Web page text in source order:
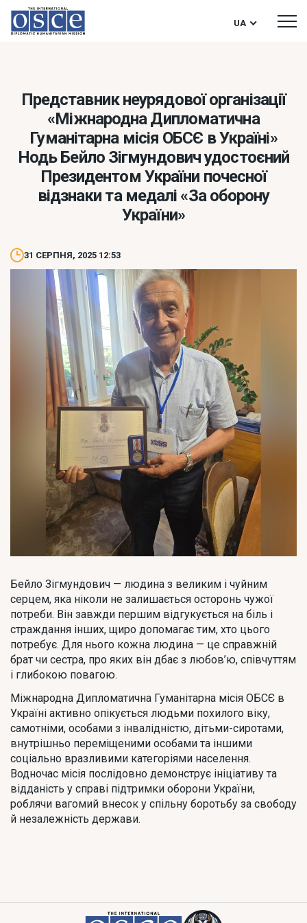
UA
Представник неурядової організації
«Міжнародна Дипломатична
Гуманітарна місія ОБСЄ в Україні»
Нодь Бейло Зігмундович удостоєний
Президентом України почесної
відзнаки та медалі «За оборону
України»
31 СЕРПНЯ, 2025 12:53
Бейло Зігмундович — людина з великим і чуйним
серцем, яка ніколи не залишається осторонь чужої
потреби. Він завжди першим відгукується на біль і
страждання інших, щиро допомагає тим, хто цього
потребує. Для нього кожна людина — це справжній
брат чи сестра, про яких він дбає з любов’ю, співчуттям
і глибокою повагою.
Міжнародна Дипломатична Гуманітарна місія ОБСЄ в
Україні активно опікується людьми похилого віку,
самотніми, особами з інвалідністю, дітьми-сиротами,
внутрішньо переміщеними особами та іншими
соціально вразливими категоріями населення.
Водночас місія послідовно демонструє ініціативу та
відданість у справі підтримки оборони України,
роблячи вагомий внесок у спільну боротьбу за свободу
й незалежність держави.